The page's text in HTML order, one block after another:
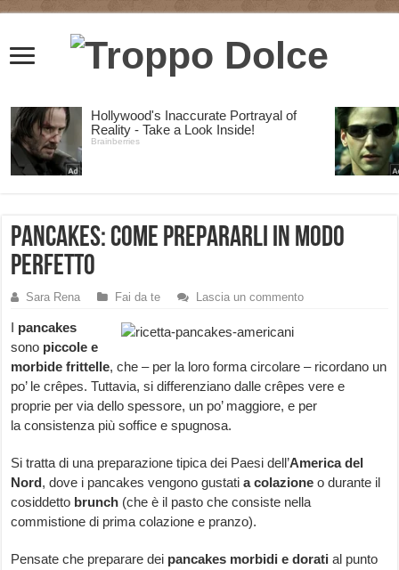
Pancakes: come prepararli in modo
perfetto
Sara Rena Fai da te Lascia un commento
I pancakes
sono piccole e
morbide frittelle, che – per la loro forma circolare – ricordano un
po’ le crêpes. Tuttavia, si differenziano dalle crêpes vere e
proprie per via dello spessore, un po’ maggiore, e per
la consistenza più soffice e spugnosa.
Si tratta di una preparazione tipica dei Paesi dell’America del
Nord, dove i pancakes vengono gustatia colazione o durante il
cosiddetto brunch (che è il pasto che consiste nella
commistione di prima colazione e pranzo).
Pensate che preparare dei pancakes morbidi e dorati al punto